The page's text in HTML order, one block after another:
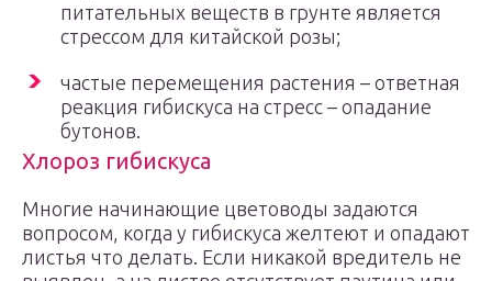
питательных веществ в грунте является
стрессом для китайской розы;
частые перемещения растения – ответная
реакция гибискуса на стресс – опадание
бутонов.
Хлороз гибискуса
Многие начинающие цветоводы задаются
вопросом, когда у гибискуса желтеют и опадают
листья что делать. Если никакой вредитель не